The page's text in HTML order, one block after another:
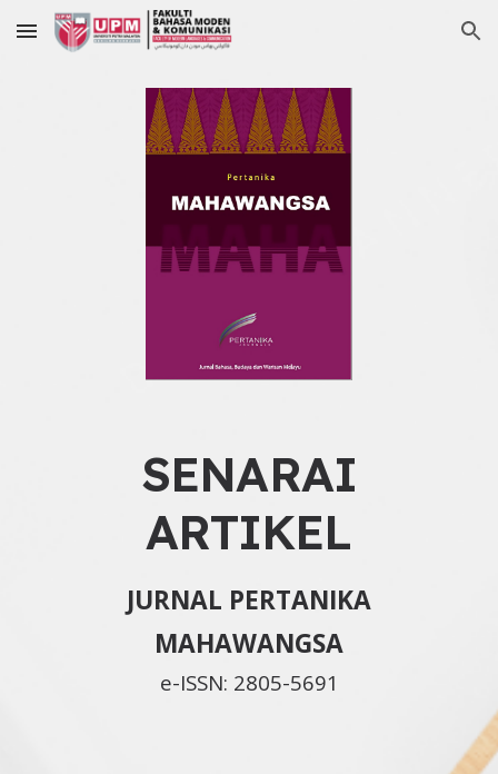
Skip to main content Skip to navigation
SENARAI
ARTIKEL
JURNAL PERTANIKA
MAHAWANGSA
e-ISSN: 2805-5691